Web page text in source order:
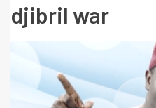
djibril war